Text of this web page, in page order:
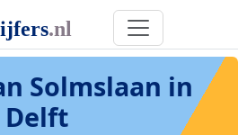
Solmslaan in
Delft